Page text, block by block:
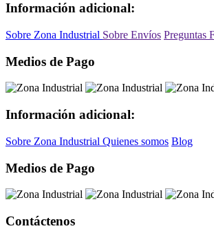
Información adicional:
Sobre Zona Industrial Sobre Envíos Preguntas
Medios de Pago
Información adicional:
Sobre Zona Industrial Quienes somos Blog
Medios de Pago
Contáctenos